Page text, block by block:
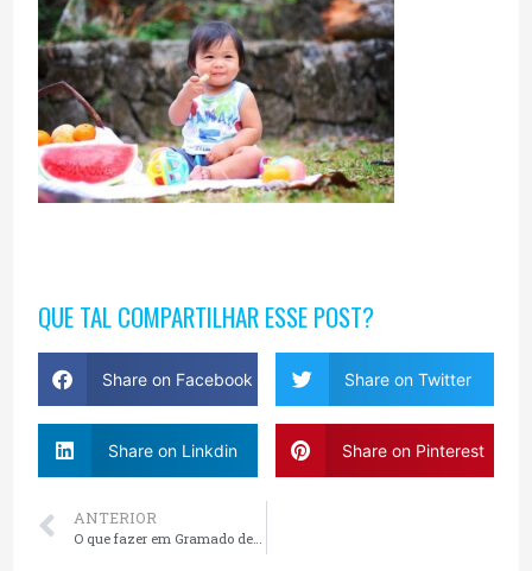
QUE TAL COMPARTILHAR ESSE POST?
Share on Facebook Share on Twitter
Share on Linkdin Share on Pinterest
ANTERIOR
O que fazer em Gramado de Graça